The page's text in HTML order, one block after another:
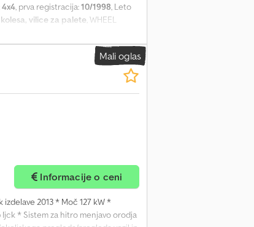
4x4, prva registracija:10/1998, Leto
vilice za palete, WHEEL
available at extra cost. 17762
in good working condition!
Mali oglas
Informacije o ceni
izdelave 2013 * Moč 127 kW *
* Sistem za hitro menjavo orodja